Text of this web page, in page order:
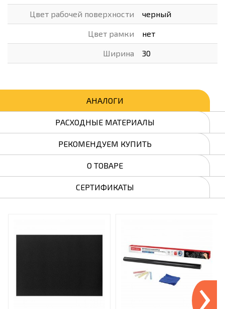
Цвет рабочей поверхности черный
Цвет рамки нет
Ширина 30
АНАЛОГИ
РАСХОДНЫЕ МАТЕРИАЛЫ
РЕКОМЕНДУЕМ КУПИТЬ
О ТОВАРЕ
СЕРТИФИКАТЫ
›